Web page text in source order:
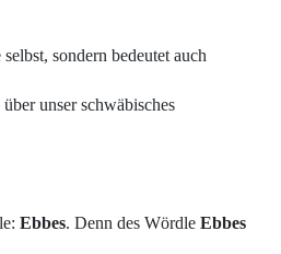
sondern bedeutet auch
unser schwäbisches
Ebbes. Denn des Wördle Ebbes